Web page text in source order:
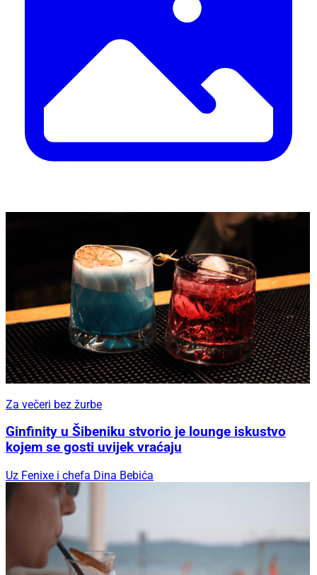
Za večeri bez žurbe
Ginfinity u Šibeniku stvorio je lounge iskustvo
kojem se gosti uvijek vraćaju
Uz Fenixe i chefa Dina Bebića